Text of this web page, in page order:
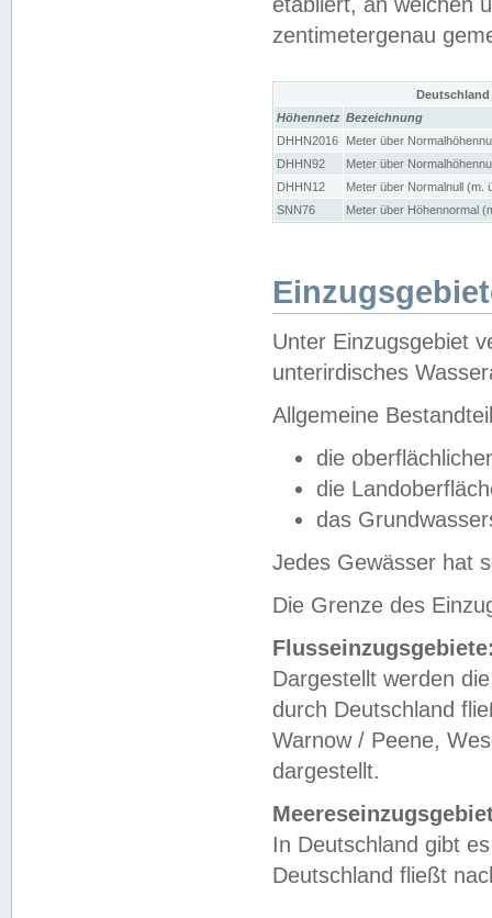
zentimetergenau
Höhennetz Bezeichnung
DHHN2016
Meter über
DHHN92
Meter über
DHHN12
Meter über Normalnull (m.
SNN76
Meter über Höhennormal
Unter Einzugsgebiet
unterirdisches
Allgemeine
die
die
das
Jedes Gewässer hat
Die Grenze des
Dargestellt werden
durch Deutschland
Warnow / Peene,
dargestellt.
In Deutschland gibt
Deutschland fließt